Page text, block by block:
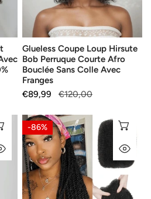
Courte
Afro
Bouclée
Sans
Colle
Avec
Franges
Glueless Coupe Loup Hirsute
Bob Perruque Courte Afro
Bouclée Sans Colle Avec
Franges
Prix
vente
€89,99
Prix
€120,00
AJOUTER AU PANIER
APERÇU RAPIDE
Afro
Kinkys
Cheveux
Humains
En
Vrac
-86%